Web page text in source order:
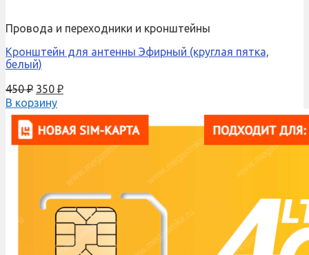
Провода и переходники и кронштейны
Кронштейн для антенны Эфирный (круглая пятка,
белый)
450₽ 350 ₽
В корзину